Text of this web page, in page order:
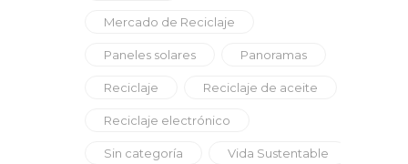
Mercado de Reciclaje
Paneles solares Panoramas
Reciclaje Reciclaje de aceite
Reciclaje electrónico
Sin categoría Vida Sustentable